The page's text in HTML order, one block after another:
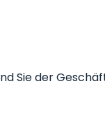
Sie der